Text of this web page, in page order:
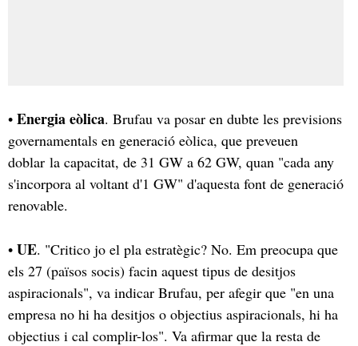
• Energia eòlica. Brufau va posar en dubte les previsions
governamentals en generació eòlica, que preveuen
doblar la capacitat, de 31 GW a 62 GW, quan "cada any
s'incorpora al voltant d'1 GW" d'aquesta font de generació
renovable.
• UE. "Critico jo el pla estratègic? No. Em preocupa que
els 27 (països socis) facin aquest tipus de desitjos
aspiracionals", va indicar Brufau, per afegir que "en una
empresa no hi ha desitjos o objectius aspiracionals, hi ha
objectius i cal complir-los". Va afirmar que la resta de